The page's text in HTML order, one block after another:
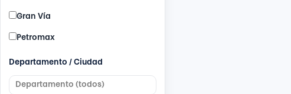
Gran Vía
Petromax
Departamento / Ciudad